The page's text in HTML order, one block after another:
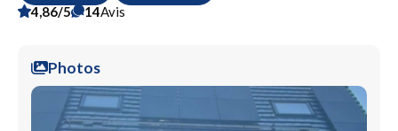
4,86/5
14Avis
Photos